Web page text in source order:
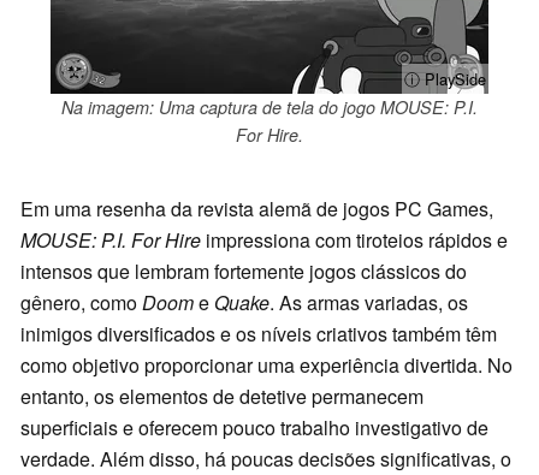
ⓘ PlaySide
Na imagem: Uma captura de tela do jogo MOUSE: P.I.
For Hire.
Em uma resenha da revista alemã de jogos PC Games,
MOUSE: P.I. For Hire impressiona com tiroteios rápidos e
intensos que lembram fortemente jogos clássicos do
gênero, comoDoome Quake. As armas variadas, os
inimigos diversificados e os níveis criativos também têm
como objetivo proporcionar uma experiência divertida. No
entanto, os elementos de detetive permanecem
superficiais e oferecem pouco trabalho investigativo de
verdade. Além disso, há poucas decisões significativas, o